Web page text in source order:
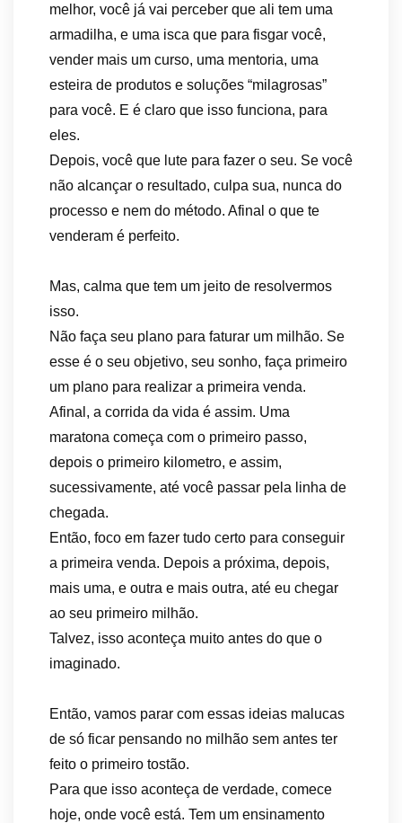
melhor, você já vai perceber que ali tem uma
armadilha, e uma isca que para fisgar você,
vender mais um curso, uma mentoria, uma
esteira de produtos e soluções “milagrosas”
para você. E é claro que isso funciona, para
eles.
Depois, você que lute para fazer o seu. Se você
não alcançar o resultado, culpa sua, nunca do
processo e nem do método. Afinal o que te
venderam é perfeito.
Mas, calma que tem um jeito de resolvermos
isso.
Não faça seu plano para faturar um milhão. Se
esse é o seu objetivo, seu sonho, faça primeiro
um plano para realizar a primeira venda.
Afinal, a corrida da vida é assim. Uma
maratona começa com o primeiro passo,
depois o primeiro kilometro, e assim,
sucessivamente, até você passar pela linha de
chegada.
Então, foco em fazer tudo certo para conseguir
a primeira venda. Depois a próxima, depois,
mais uma, e outra e mais outra, até eu chegar
ao seu primeiro milhão.
Talvez, isso aconteça muito antes do que o
imaginado.
Então, vamos parar com essas ideias malucas
de só ficar pensando no milhão sem antes ter
feito o primeiro tostão.
Para que isso aconteça de verdade, comece
hoje, onde você está. Tem um ensinamento